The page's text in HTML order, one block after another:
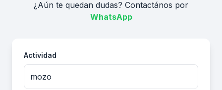
Actividad
¿Aún te quedan dudas? Contactános por
WhatsApp